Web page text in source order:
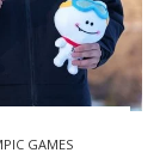
GAMES